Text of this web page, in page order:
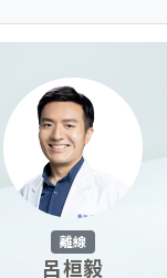
離線
呂桓毅